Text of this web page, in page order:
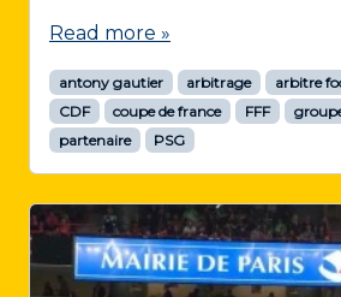
Read more »
antony gautier arbitrage arbitre
CDF
coupe de france FFF
partenaire
PSG